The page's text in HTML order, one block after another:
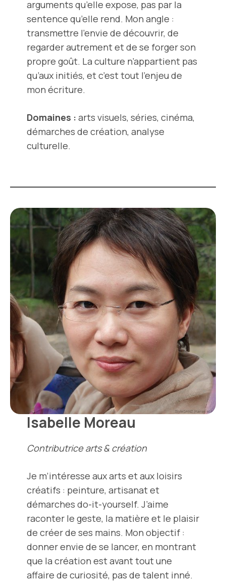
arguments qu’elle expose, pas par la
sentence qu’elle rend. Mon angle :
transmettre l’envie de découvrir, de
regarder autrement et de se forger son
propre goût. La culture n’appartient pas
qu’aux initiés, et c’est tout l’enjeu de
mon écriture.
Domaines : arts visuels, séries, cinéma,
démarches de création, analyse
culturelle.
Isabelle Moreau
Contributrice arts & création
Je m’intéresse aux arts et aux loisirs
créatifs : peinture, artisanat et
démarches do-it-yourself. J’aime
raconter le geste, la matière et le plaisir
de créer de ses mains. Mon objectif :
donner envie de se lancer, en montrant
que la création est avant tout une
affaire de curiosité, pas de talent inné.